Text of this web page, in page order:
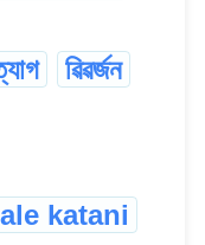
ৱিৱৰ্জন
katani